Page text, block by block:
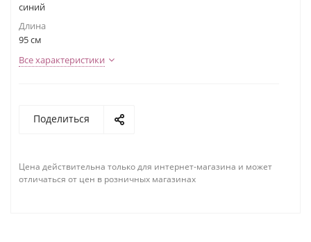
синий
Длина
95 см
Все характеристики
Поделиться
Цена действительна только для интернет-магазина и может
отличаться от цен в розничных магазинах